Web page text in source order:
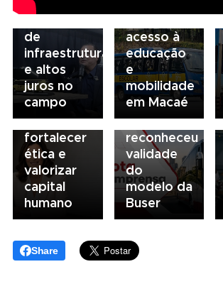
alerta para
de
infraestrutura
e altos
juros no
campo
acesso à
educação
e
mobilidade
em Macaé
Governança
transporte:
BRT
Sorocaba
utiliza
compliance
para
fortalecer
ética e
valorizar
capital
humano
03/08/2026
Sindicato
esclarece
que STF
não
reconheceu
validade
do
modelo da
Buser
Share